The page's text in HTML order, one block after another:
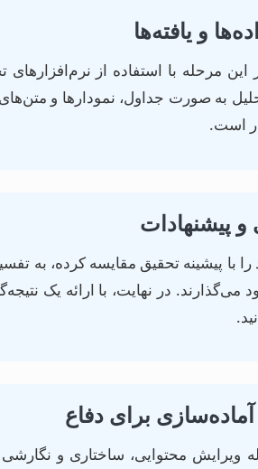
به صورت جداول، نمودارها و
است.
با پیشینه تحقیق مقایسه کرده، به
در نهایت، با ارائه یک
ویرایش محتوایی، ساختاری و